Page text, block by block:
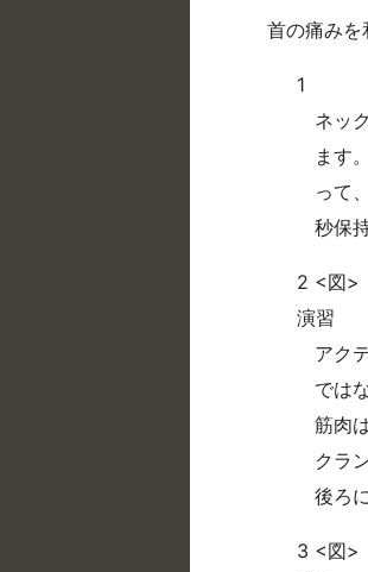
首の痛みを
1
ネッ
ます
って
秒保
2 <図>
演習
アク
では
筋肉
クラ
後ろ
3 <図>